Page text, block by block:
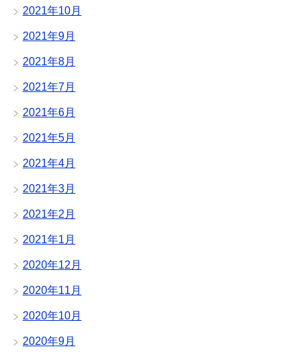
2021年10月
2021年9月
2021年8月
2021年7月
2021年6月
2021年5月
2021年4月
2021年3月
2021年2月
2021年1月
2020年12月
2020年11月
2020年10月
2020年9月